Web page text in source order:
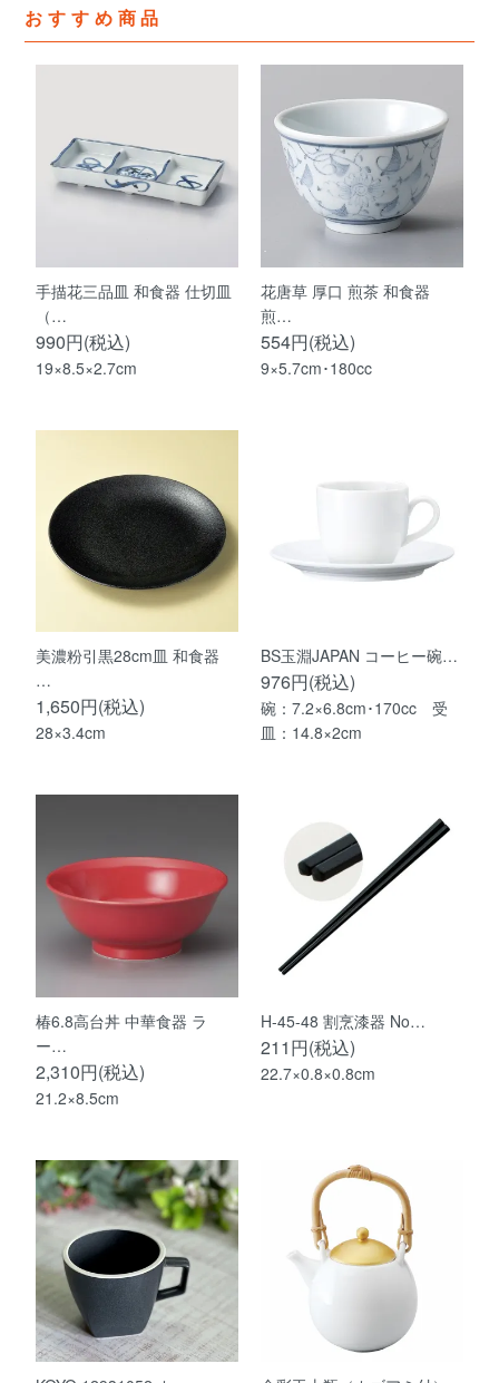
おすすめ商品
手描花三品皿 和食器 仕切皿
（…
990円(税込)
19×8.5×2.7cm
花唐草 厚口 煎茶 和食器
煎…
554円(税込)
9×5.7cm･180cc
美濃粉引黒28cm皿 和食器
…
1,650円(税込)
28×3.4cm
BS玉淵JAPAN コーヒー碗…
976円(税込)
碗：7.2×6.8cm･170cc 受
皿：14.8×2cm
椿6.8高台丼 中華食器 ラ
ー…
2,310円(税込)
21.2×8.5cm
H-45-48 割烹漆器 No…
211円(税込)
22.7×0.8×0.8cm